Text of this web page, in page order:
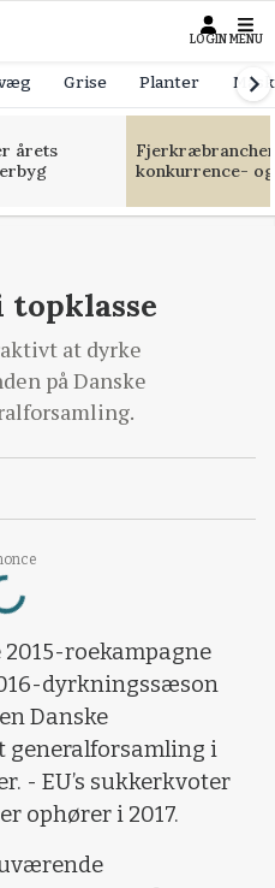
LOGIN MENU
Grise Planter
årets
konkurrence-
at dyrke
på Danske
roekampagne
dyrkningssæson
Danske
generalforsamling i
- EU’s sukkerkvoter
ophører i 2017.